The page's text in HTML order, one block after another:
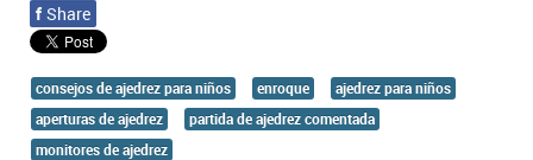
f Share
consejos de ajedrez para niños enroque
ajedrez para niños
aperturas de ajedrez
partida de ajedrez comentada
monitores de ajedrez